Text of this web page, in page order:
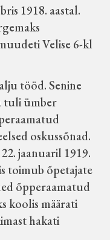
1918. aastal.
Velise 6-kl
tööd. Senine
tuli ümber
oskussõnad.
jaanuaril 1919.
toimub õpetajate
õpperaamatud
koolis määrati
hakati